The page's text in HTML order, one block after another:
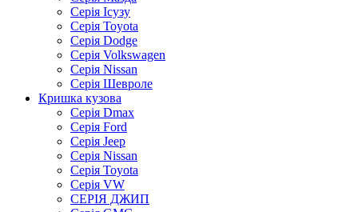
Серія Ісузу
Серія Toyota
Серія Dodge
Серія Volkswagen
Серія Nissan
Серія Шевроле
Кришка кузова
Серія Dmax
Серія Ford
Серія Jeep
Серія Nissan
Серія Toyota
Серія VW
СЕРІЯ ДЖИП